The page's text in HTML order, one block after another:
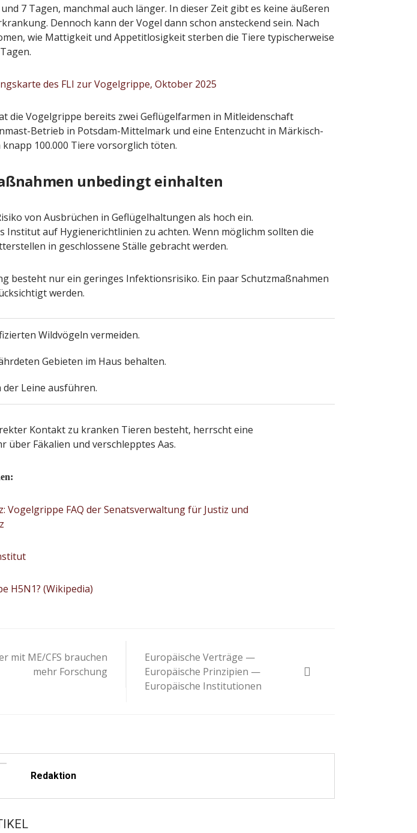
7 Tagen, manchmal auch länger. In dieser Zeit gibt es keine äußeren
Dennoch kann der Vogel dann schon ansteckend sein. Nach
wie Mattigkeit und Appetitlosigkeit sterben die Tiere typischerweise
des FLI zur Vogelgrippe, Oktober 2025
die Vogelgrippe bereits zwei Geflügelfarmen in Mitleidenschaft
Betrieb in Potsdam-Mittelmark und eine Entenzucht in Märkisch-
100.000 Tiere vorsorglich töten.
unbedingt einhalten
von Ausbrüchen in Geflügelhaltungen als hoch ein.
Institut auf Hygienerichtlinien zu achten. Wenn möglichm sollten die
in geschlossene Ställe gebracht werden.
besteht nur ein geringes Infektionsrisiko. Ein paar Schutzmaßnahmen
werden.
Wildvögeln vermeiden.
Gebieten im Haus behalten.
Leine ausführen.
Kontakt zu kranken Tieren besteht, herrscht eine
über Fäkalien und verschlepptes Aas.
Vogelgrippe FAQ der Senatsverwaltung für Justiz und
H5N1? (Wikipedia)
mit ME/CFS brauchen
mehr Forschung
Europäische Verträge —
Europäische Prinzipien —
Europäische Institutionen
Redaktion